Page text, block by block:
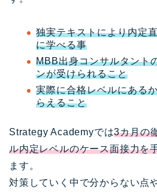
独実テキストにより内定
に学べる事
MBB出身コンサルタント
ンが受けられること
実際に合格レベルにある
らえること
Strategy Academyでは3カ月の
ル内定レベルのケース面接力を
ます。
対策していく中で分からない点